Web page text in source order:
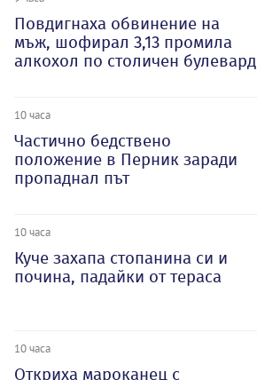
Повдигнаха обвинение на
мъж, шофирал 3,13 промила
алкохол по столичен булевард
10 часа
Частично бедствено
положение в Перник заради
пропаднал път
10 часа
Куче захапа стопанина си и
почина, падайки от тераса
10 часа
Откриха мароканец с